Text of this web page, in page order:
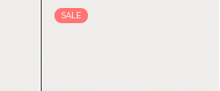
SALE